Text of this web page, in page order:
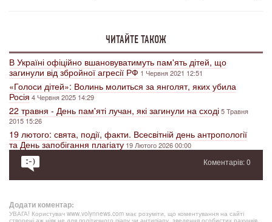
ЧИТАЙТЕ ТАКОЖ
В Україні офіційно вшановуватимуть пам'ять дітей, що
загинули від збройної агресії РФ 1 Червня 2021 12:51
«Голоси дітей»: Волинь молиться за янголят, яких убила
Росія4 Червня 2025 14:29
22 травня - День пам'яті лучан, які загинули на сході5 Травня
2015 15:26
19 лютого: свята, події, факти. Всесвітній день антропології
та День запобігання плагіату 19 Лютого 2026 00:00
Коментарів: 0
Додати коментар:
УВАГА! Користувач www.volynnews.com має розуміти, що коментування на сайті
створені аж ніяк не для політичного піару чи антипіару, зведення особистих рахунків,